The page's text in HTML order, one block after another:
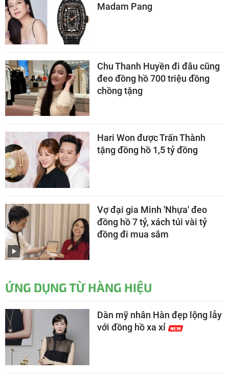
Madam Pang
Chu Thanh Huyền đi đâu cũng
đeo đồng hồ 700 triệu đồng
chồng tặng
Hari Won được Trấn Thành
tặng đồng hồ 1,5 tỷ đồng
Vợ đại gia Minh 'Nhựa' đeo
đồng hồ 7 tỷ, xách túi vài tỷ
đồng đi mua sắm
ỨNG DỤNG TỪ HÀNG HIỆU
Dàn mỹ nhân Hàn đẹp lộng lẫy
với đồng hồ xa xỉ